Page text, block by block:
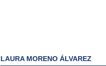
LAURA MORENO ÁLVAREZ